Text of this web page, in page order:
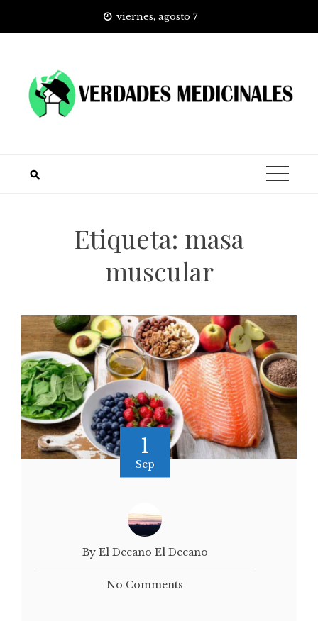
viernes, agosto 7
Etiqueta: masa
muscular
1
Sep
By El Decano El Decano
No Comments